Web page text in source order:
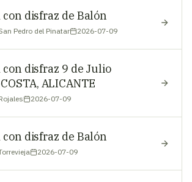
disfraz de Balón
Pedro del Pinatar 2026-07-09
disfraz 9 de Julio
ALICANTE
2026-07-09
disfraz de Balón
2026-07-09